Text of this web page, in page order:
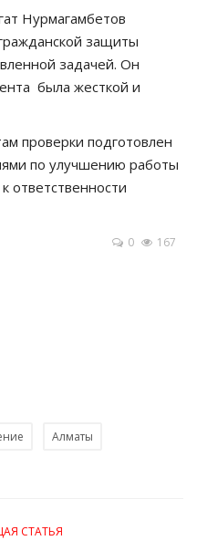
Нурмагамбетов
защиты
задачей. Он
была жесткой и
проверки подготовлен
по улучшению работы
ответственности
0 167
Алматы
СТАТЬЯ